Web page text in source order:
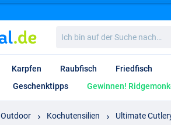
bin
auf
Suche
nach…
Karpfen Raubfisch Friedfisch
Geschenktipps Gewinnen!
Outdoor Kochutensilien
Ultimate